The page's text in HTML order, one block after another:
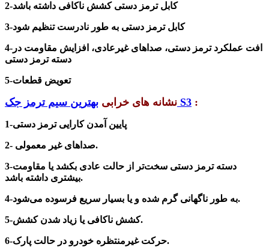
2-کابل ترمز دستی کشش ناکافی داشته باشد
3-کابل ترمز دستی به طور نادرست تنظیم شود
4-افت عملکرد ترمز دستی، صداهای غیرعادی، افزایش مقاومت در
دسته ترمز دستی
5-تعویض قطعات
نشانه های خرابی بهترین سیم ترمز جک S3 :
1-پایین آمدن کارایی ترمز دستی
2- صداهای غیر معمولی.
3-دسته ترمز دستی سخت‌تر از حالت عادی بکشد یا مقاومت
بیشتری داشته باشد.
4-به طور ناگهانی گرم شده و یا بسیار سریع فرسوده می‌شود.
5-کشش ناکافی یا زیاد شدن کشش.
6-حرکت غیرمنتظره خودرو در حالت پارک.